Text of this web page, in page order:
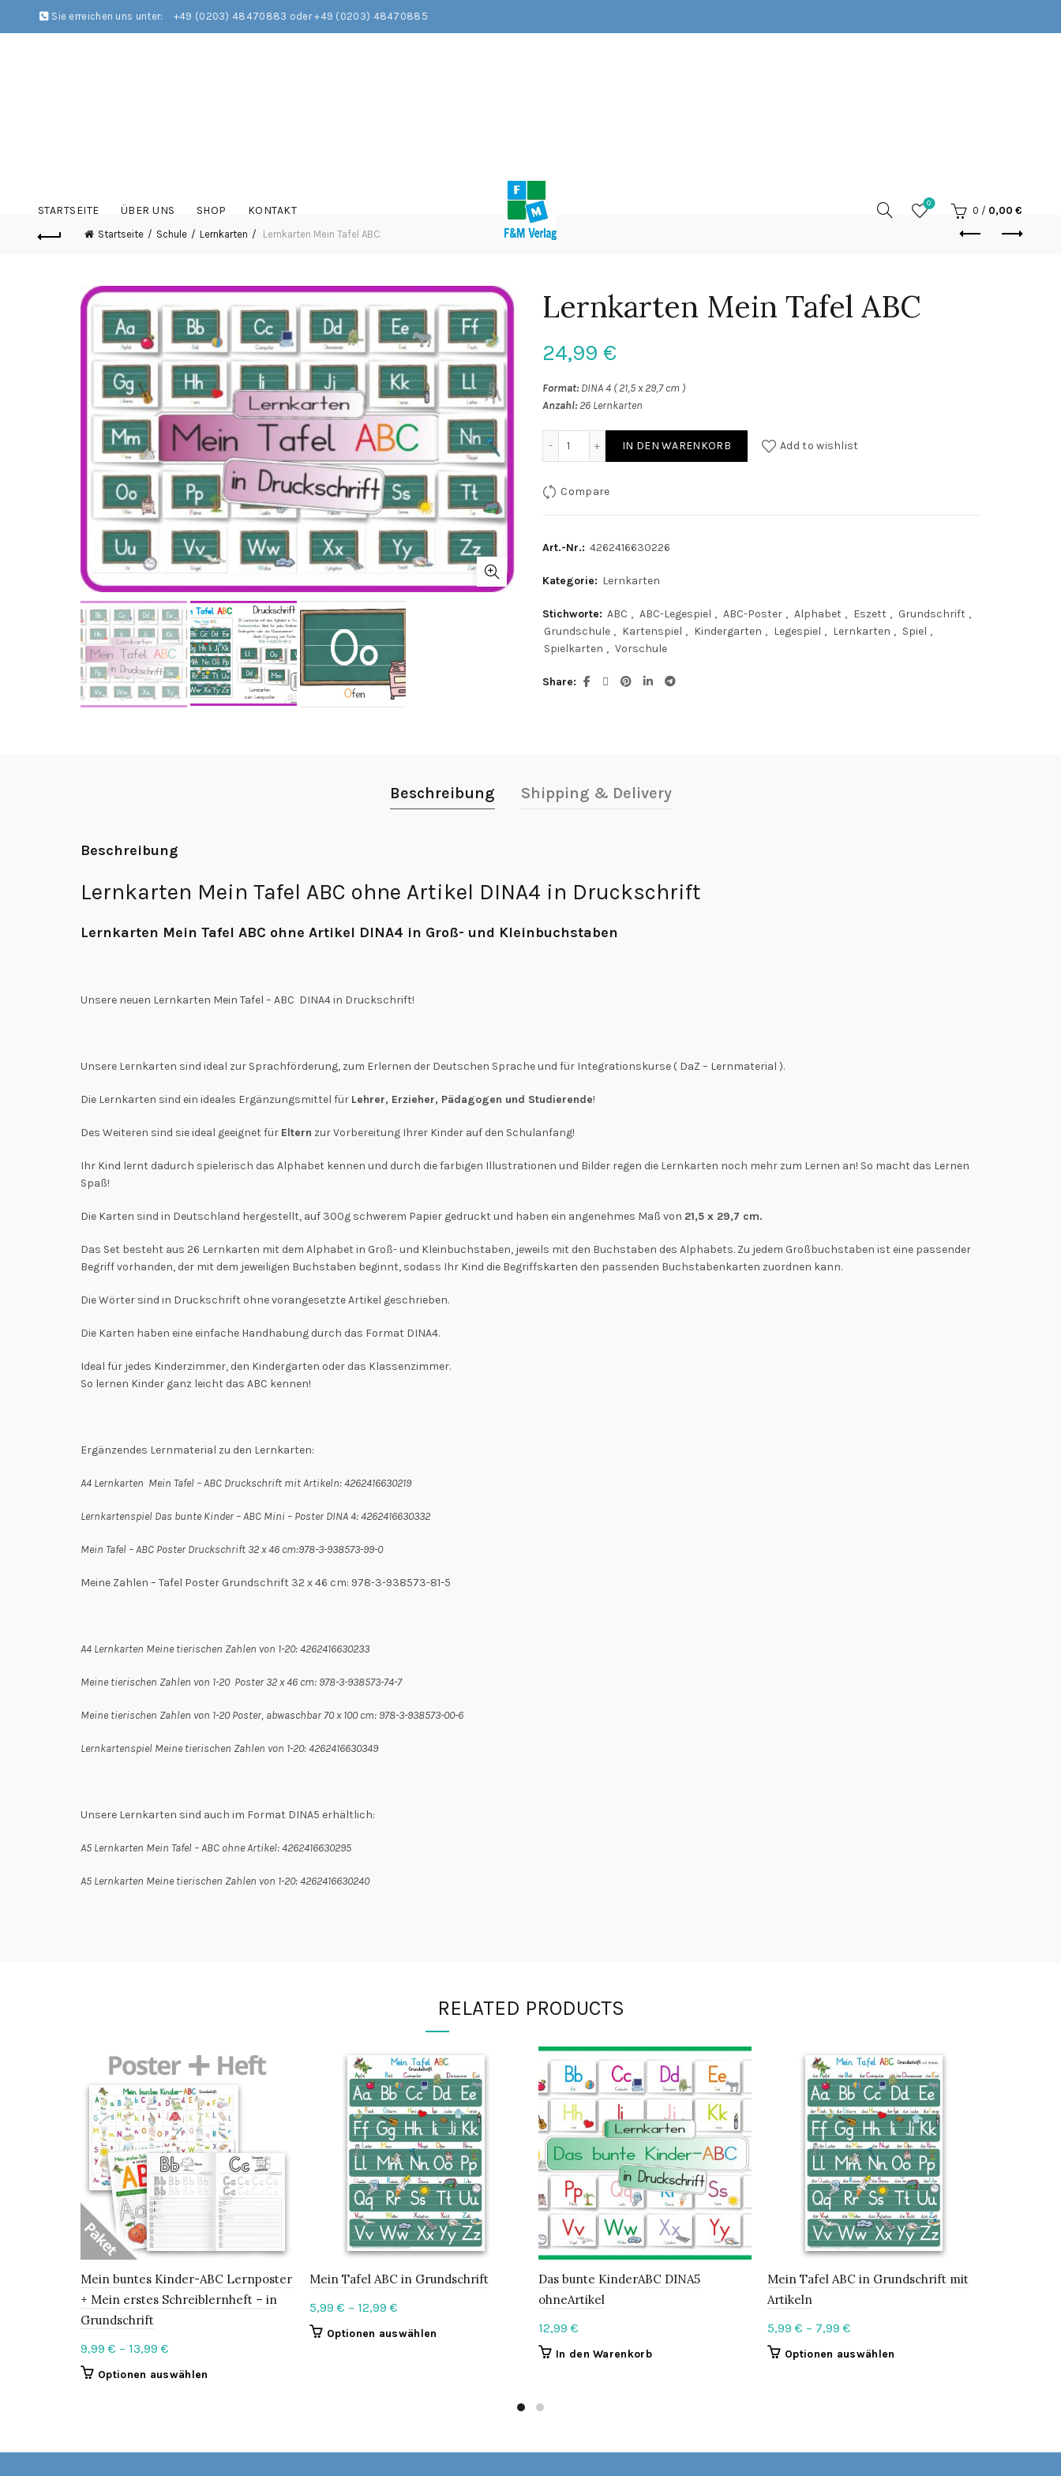
Sie erreichen uns unter: +49 (0203) 48470883 oder +49 (0203) 48470885
STARTSEITE ÜBER UNS SHOP KONTAKT
0
0 / 0,00 €
Startseite Schule Lernkarten Lernkarten Mein Tafel ABC
Lernkarten Mein Tafel ABC
24,99 €
Format:DINA 4 ( 21,5 x 29,7 cm )
Anzahl:26 Lernkarten
IN DEN WARENKORB Add to wishlist
Compare
Art.-Nr.: 4262416630226
Kategorie: Lernkarten
Stichworte: ABC , ABC-Legespiel , ABC-Poster , Alphabet , Eszett , Grundschrift ,
Grundschule , Kartenspiel , Kindergarten , Legespiel , Lernkarten , Spiel ,
Spielkarten , Vorschule
Share
Beschreibung Shipping & Delivery
Beschreibung
Lernkarten Mein Tafel ABC ohne Artikel DINA4 in Druckschrift
Lernkarten Mein Tafel ABC ohne Artikel DINA4 in Groß- und Kleinbuchstaben
Unsere neuen Lernkarten Mein Tafel – ABC DINA4 in Druckschrift!
Unsere Lernkarten sind ideal zur Sprachförderung, zum Erlernen der Deutschen Sprache und für Integrationskurse ( DaZ – Lernmaterial ).
Die Lernkarten sind ein ideales Ergänzungsmittel für Lehrer, Erzieher, Pädagogen und Studierende!
Des Weiteren sind sie ideal geeignet für Eltern zur Vorbereitung Ihrer Kinder auf den Schulanfang!
Ihr Kind lernt dadurch spielerisch das Alphabet kennen und durch die farbigen Illustrationen und Bilder regen die Lernkarten noch mehr zum Lernen an! So macht das Lernen
Spaß!
Die Karten sind in Deutschland hergestellt, auf 300g schwerem Papier gedruckt und haben ein angenehmes Maß von 21,5 x 29,7 cm.
Das Set besteht aus 26 Lernkarten mit dem Alphabet in Groß- und Kleinbuchstaben, jeweils mit den Buchstaben des Alphabets. Zu jedem Großbuchstaben ist eine passender
Begriff vorhanden, der mit dem jeweiligen Buchstaben beginnt, sodass Ihr Kind die Begriffskarten den passenden Buchstabenkarten zuordnen kann.
Die Wörter sind in Druckschrift ohne vorangesetzte Artikel geschrieben.
Die Karten haben eine einfache Handhabung durch das Format DINA4.
Ideal für jedes Kinderzimmer, den Kindergarten oder das Klassenzimmer.
So lernen Kinder ganz leicht das ABC kennen!
Ergänzendes Lernmaterial zu den Lernkarten:
A4 Lernkarten Mein Tafel – ABC Druckschrift mit Artikeln: 4262416630219
Lernkartenspiel Das bunte Kinder – ABC Mini – Poster DINA 4: 4262416630332
Mein Tafel – ABC Poster Druckschrift 32 x 46 cm:978-3-938573-99-0
Meine Zahlen – Tafel Poster Grundschrift 32 x 46 cm: 978-3-938573-81-5
A4 Lernkarten Meine tierischen Zahlen von 1-20: 4262416630233
Meine tierischen Zahlen von 1-20 Poster 32 x 46 cm: 978-3-938573-74-7
Meine tierischen Zahlen von 1-20 Poster, abwaschbar 70 x 100 cm: 978-3-938573-00-6
Lernkartenspiel Meine tierischen Zahlen von 1-20: 4262416630349
Unsere Lernkarten sind auch im Format DINA5 erhältlich:
A5 Lernkarten Mein Tafel – ABC ohne Artikel: 4262416630295
A5 Lernkarten Meine tierischen Zahlen von 1-20: 4262416630240
RELATED PRODUCTS
Mein buntes Kinder-ABC Lernposter
+ Mein erstes Schreiblernheft – in
Grundschrift
9,99 € – 13,99 €
range:
Optionen auswählen
Mein Tafel ABC in Grundschrift
5,99 € – 12,99 €
range:
Optionen auswählen
may
Das bunte KinderABC DINA5
ohneArtikel
12,99 €
In den Warenkorb
Mein Tafel ABC in Grundschrift mit
Artikeln
5,99 € – 7,99 €
range:
Optionen auswählen